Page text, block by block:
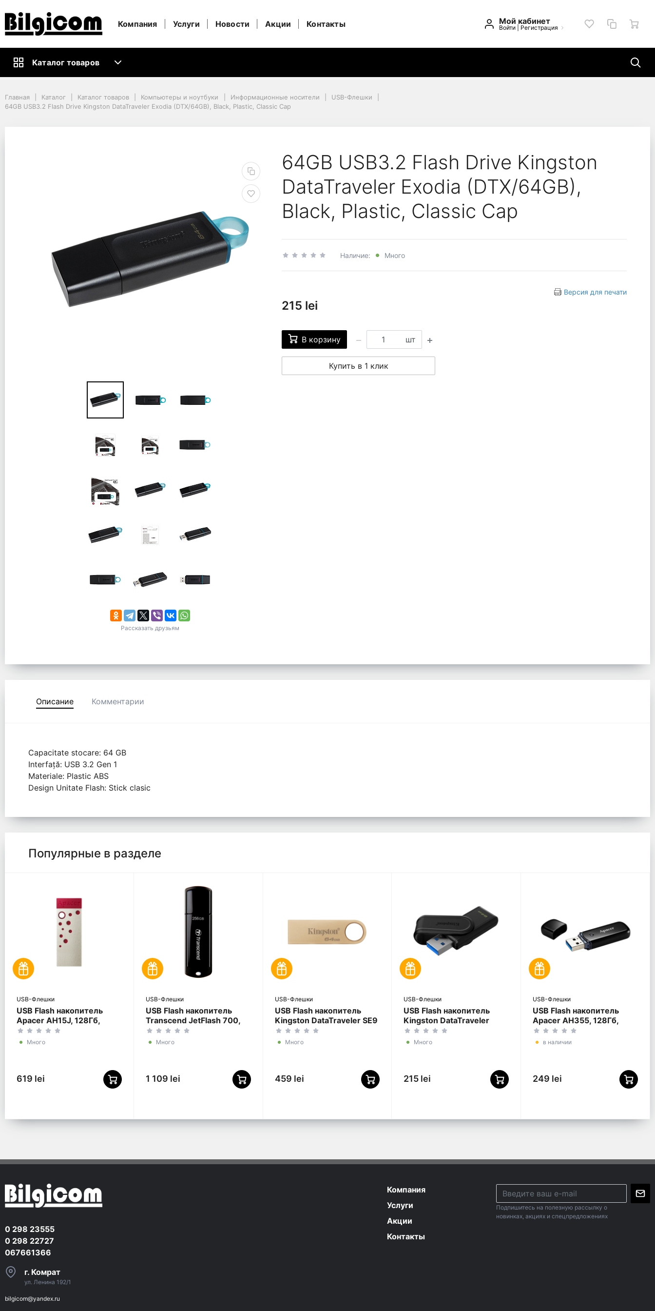
Мой кабинет
Войти| Регистрация
Компания Услуги Новости Акции Контакты
Каталог товаров
Главная
Компьютеры и ноутбуки
Информационные носители
Главная Каталог Каталог товаров Компьютеры и ноутбуки Информационные носители
USB-Флешки
64GB USB3.2 Flash Drive Kingston DataTraveler Exodia (DTX/64GB), Black, Plastic, Classic Cap
Рассказать друзьям
64GB USB3.2 Flash Drive Kingston
DataTraveler Exodia (DTX/64GB),
Black, Plastic, Classic Cap
Наличие: Много
Версия для печати
215 lei
В корзину шт
Купить в 1 клик
Описание Комментарии
Capacitate stocare: 64 GB
Interfață: USB 3.2 Gen 1
Materiale: Plastic ABS
Design Unitate Flash: Stick clasic
Популярные в разделе
USB-Флешки
USB Flash накопитель
Apacer AH15J, 128Гб,
Красный
Много
619 lei
USB-Флешки
USB Flash накопитель
Transcend JetFlash 700,
256Гб, Чёрный
Много
1 109 lei
USB-Флешки
USB Flash накопитель
Kingston DataTraveler SE9
G3, 64Гб, Золотой
Много
459 lei
USB-Флешки
USB Flash накопитель
Kingston DataTraveler
Exodia S, 64Гб, Чёрный
Много
215 lei
USB-Флешки
USB Flash накопитель
Apacer AH355, 128Гб,
Чёрный
в наличии
249 lei
0 298 23555
0 298 22727
067661366
г. Комрат
ул. Ленина 192/1
bilgicom@yandex.ru
Компания
Услуги
Акции
Контакты
Подпишитесь на полезную рассылку о
новинках, акциях и спецпредложениях